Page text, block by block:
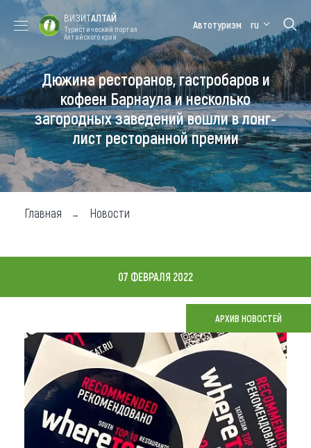
Форум VISIT
ALTAI
Цветение
маральника
Медицинский
форум
Алтайская
зимовка
Туры
Где побывать
Чем заняться
Где остановиться
Что привезти (сувениры)
О регионе
Коллекция впечатлений
Другие рубрики
ВИЗИТАЛТАЙ
Туристический портал
Алтайского края
Автотуризм ru
Дюжина ресторанов, гастробаров и
кофеен Барнаула и несколько
загородных заведений вошли в лонг-
лист ресторанной премии
Главная Новости
07 ФЕВРАЛЯ 2022
АРХИВ НОВОСТЕЙ